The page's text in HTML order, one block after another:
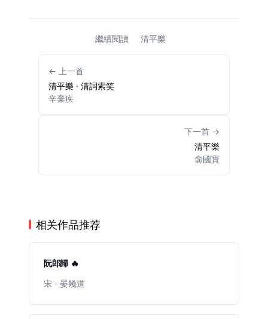
繼續閱讀 清平樂
← 上一首
清平樂 · 清詞索笑
辛棄疾
下一首 →
清平樂
俞國寶
相关作品推荐
阮郎歸 🔥
宋 - 晏幾道